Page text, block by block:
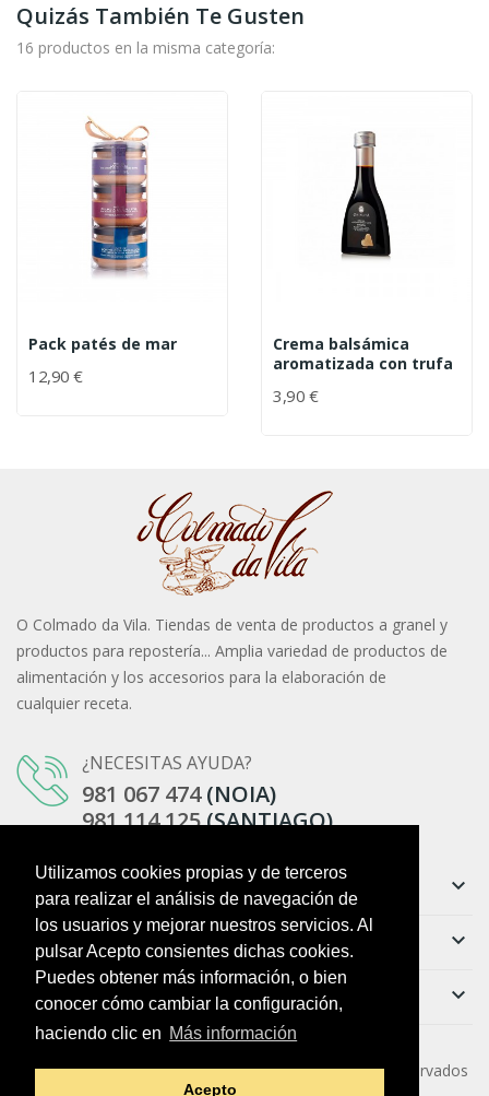
Utilizamos cookies propias y de terceros
para realizar el análisis de navegación de
los usuarios y mejorar nuestros servicios. Al
pulsar Acepto consientes dichas cookies.
Puedes obtener más información, o bien
conocer cómo cambiar la configuración,
haciendo clic en Más información
Acepto
Quizás También Te Gusten
16 productos en la misma categoría:
Pack patés de mar
12,90 €
Crema balsámica
aromatizada con trufa
3,90 €
O Colmado da Vila. Tiendas de venta de productos a granel y
productos para repostería... Amplia variedad de productos de
alimentación y los accesorios para la elaboración de
cualquier receta.
¿NECESITAS AYUDA?
981 067 474(NOIA)
981 114 125(SANTIAGO)
Información keyboard_arrow_down
Ayuda keyboard_arrow_down
Boletín keyboard_arrow_down
Copyright ©O Colmado da Vila. Todos los derechos reservados